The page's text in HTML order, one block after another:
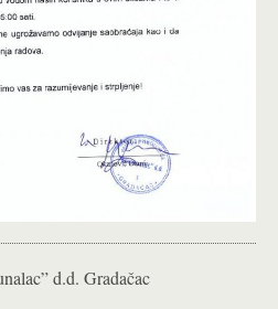
d.d. Gradačac